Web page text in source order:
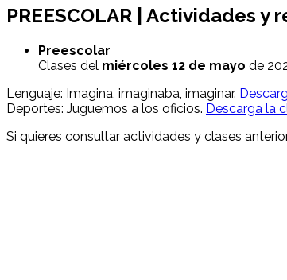
PREESCOLAR | Actividades
Preescolar
Clases del miércoles 12 de mayo de
Lenguaje: Imagina, imaginaba, imaginar.
Deportes: Juguemos a los oficios. Descarga la
Si quieres consultar actividades y clases